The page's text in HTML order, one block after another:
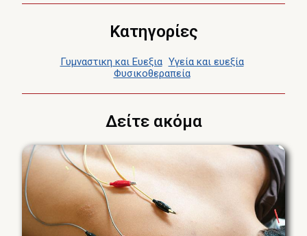
ΚΑΙ
ΑΠΟΚΑΤΆΣΤΑΣΗ
Κατηγορίες
Γυμναστικη και Ευεξια Υγεία και ευεξία
Φυσικοθεραπεία
Δείτε ακόμα